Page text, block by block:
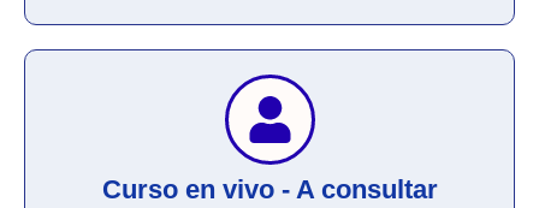
Curso en vivo - A consultar